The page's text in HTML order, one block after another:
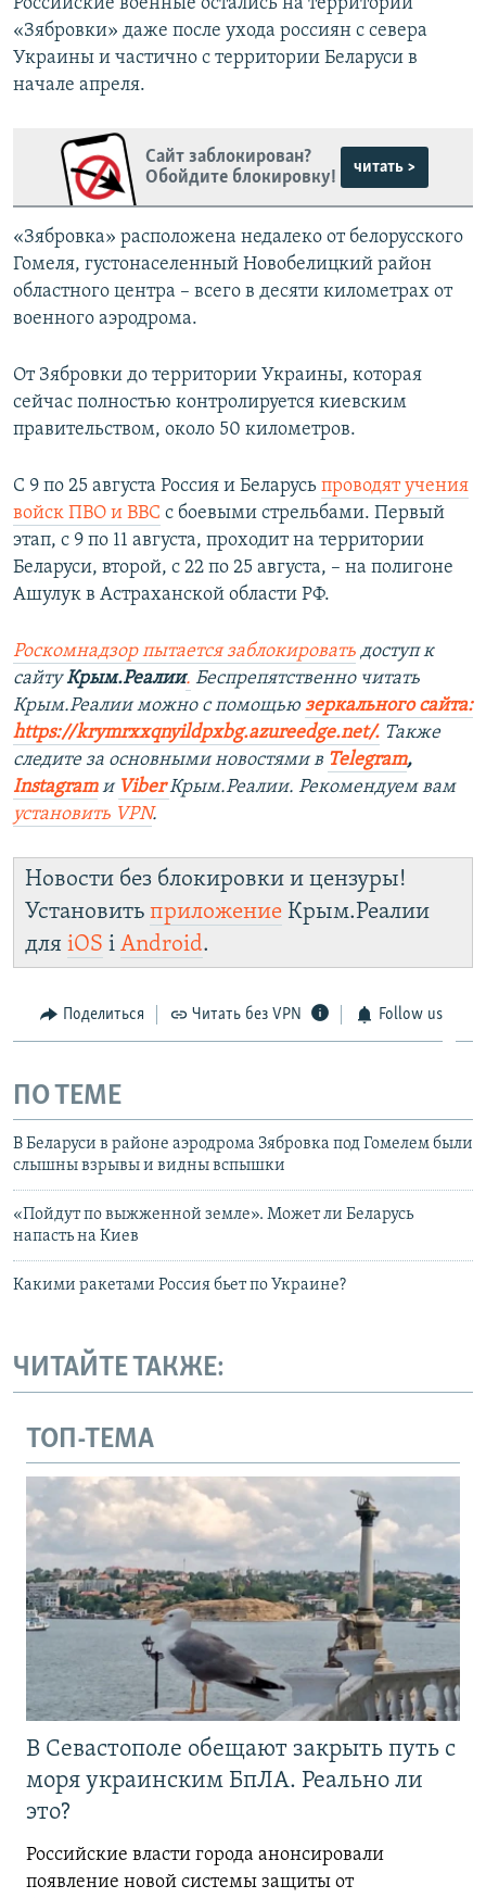
«Зябровки» даже после ухода россиян с севера
Украины и частично с территории Беларуси в
начале апреля.
Сайт заблокирован?
Обойдите блокировку!
читать >
«Зябровка» расположена недалеко от белорусского
Гомеля, густонаселенный Новобелицкий район
областного центра – всего в десяти километрах от
военного аэродрома.
От Зябровки до территории Украины, которая
сейчас полностью контролируется киевским
правительством, около 50 километров.
С 9 по 25 августа Россия и Беларусь проводят учения
войск ПВО и ВВС с боевыми стрельбами. Первый
этап, с 9 по 11 августа, проходит на территории
Беларуси, второй, с 22 по 25 августа, – на полигоне
Ашулук в Астраханской области РФ.
Роскомнадзор пытается заблокировать доступ к
сайтуКрым.Реалии. Беспрепятственно читать
Крым.Реалии можно с помощью зеркального сайта:
https://krymrxxqnyildpxbg.azureedge.net/. Также
следите за основными новостями в Telegram,
Instagramи ViberКрым.Реалии. Рекомендуем вам
установить VPN.
Новости без блокировки и цензуры!
Установить приложение Крым.Реалии
для iOS і Android.
Поделиться Читать без VPN Follow us
ПО ТЕМЕ
В Беларуси в районе аэродрома Зябровка под Гомелем были
слышны взрывы и видны вспышки
«Пойдут по выжженной земле». Может ли Беларусь
напасть на Киев
Какими ракетами Россия бьет по Украине?
ЧИТАЙТЕ ТАКЖЕ:
ТОП-ТЕМА
В Севастополе обещают закрыть путь с
моря украинским БпЛА. Реально ли
это?
Российские власти города анонсировали
появление новой системы защиты от